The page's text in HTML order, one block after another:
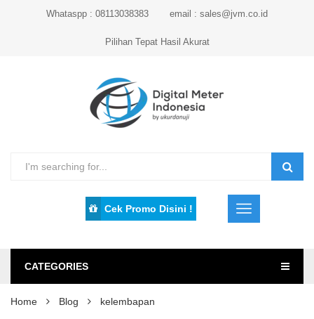
Whataspp : 08113038383 email : sales@jvm.co.id
Pilihan Tepat Hasil Akurat
Cek Promo Disini !
CATEGORIES
Home Blog kelembapan